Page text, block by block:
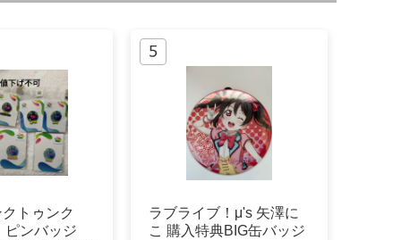
クトゥンク
ンバッジ
ラブライブ！μ's 矢澤に
こ 購入特典BIG缶バッジ